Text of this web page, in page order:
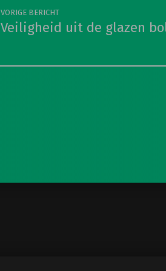
VORIGE BERICHT
Veiligheid uit de glazen